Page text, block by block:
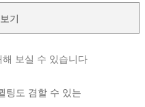
기
보실 수 있습니다
팅도 겸할 수 있는